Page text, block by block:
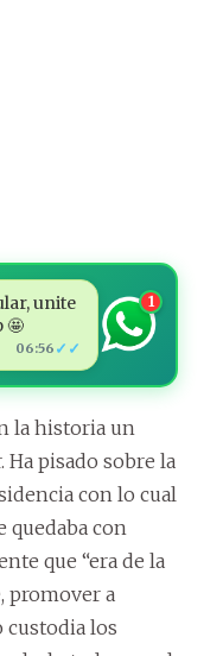
unite
🤩
06:56 ✓✓
1
la historia un
pisado sobre la
con lo cual
quedaba con
que “era de la
promover a
custodia los